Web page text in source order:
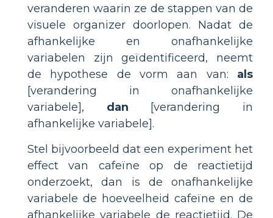
veranderen waarin ze de stappen van de
visuele organizer doorlopen. Nadat de
afhankelijke en onafhankelijke
variabelen zijn geïdentificeerd, neemt
de hypothese de vorm aan van: als
[verandering in onafhankelijke
variabele], dan [verandering in
afhankelijke variabele].
Stel bijvoorbeeld dat een experiment het
effect van cafeïne op de reactietijd
onderzoekt, dan is de onafhankelijke
variabele de hoeveelheid cafeïne en de
afhankelijke variabele de reactietijd. De